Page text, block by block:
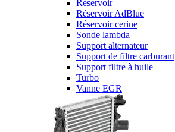
Réservoir
Réservoir AdBlue
Réservoir cerine
Sonde lambda
Support alternateur
Support de filtre carburant
Support filtre à huile
Turbo
Vanne EGR